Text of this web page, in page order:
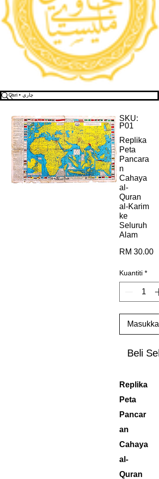
SKU:
P01
Replika
Peta
Pancara
n
Cahaya
al-
Quran
al-Karim
ke
Seluruh
Alam
RM 30.00
Kuantiti *
Beli
Replika
Peta
Pancar
an
Cahaya
al-
Quran